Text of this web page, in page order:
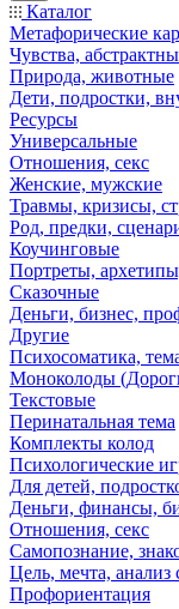
Каталог
Mетафорические
Чувства,
Природа, животные
Дети, подростки,
Ресурсы
Универсальные
Отношения, секс
Женские, мужские
Травмы, кризисы,
Род, предки,
Коучинговые
Портреты,
Сказочные
Деньги, бизнес,
Другие
Психосоматика,
Моноколоды
Текстовые
Перинатальная тема
Комплекты колод
Психологические
Для детей,
Деньги, финансы,
Отношения, секс
Самопознание,
Цель, мечта,
Профориентация